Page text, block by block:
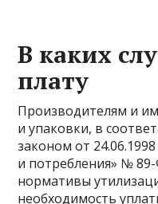
В каких
плату
Производителям и
и упаковки, в
законом от
и потребления» №
нормативы
необходимость